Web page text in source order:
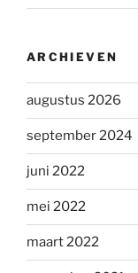
ARCHIEVEN
augustus 2026
september 2024
juni 2022
mei 2022
maart 2022